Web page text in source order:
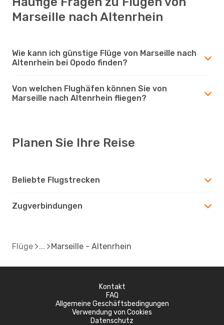
Marseille nach Altenrhein
Wie kann ich günstige Flüge von Marseille nach
Altenrhein bei Opodo finden?
Von welchen Flughäfen können Sie von
Marseille nach Altenrhein fliegen?
Planen Sie Ihre Reise
Beliebte Flugstrecken
Zugverbindungen
Flüge Marseille - Altenrhein
Kontakt
FAQ
Allgemeine Geschäftsbedingungen
Verwendung von Cookies
Datenschutz